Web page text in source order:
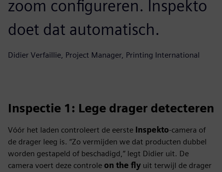
zoom configureren. Inspekto
doet dat automatisch.
Didier Verfaillie, Project Manager, Printing International
Inspectie 1: Lege drager detecteren
Vóór het laden controleert de eerste Inspekto-camera of
de drager leeg is. “Zo vermijden we dat producten dubbel
worden gestapeld of beschadigd,” legt Didier uit. De
camera voert deze controle on the fly uit terwijl de drager